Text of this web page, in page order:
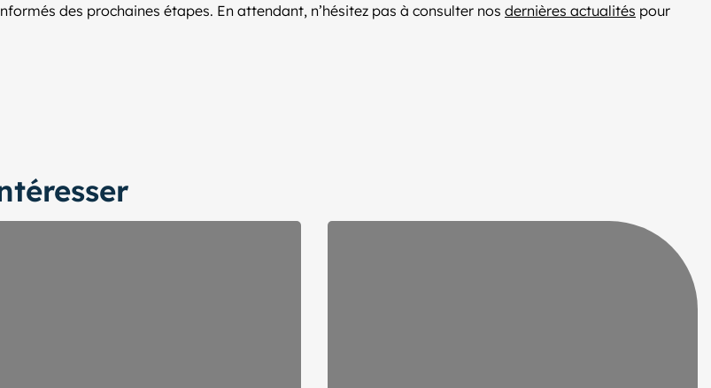
des prochaines étapes. En attendant, n’hésitez pas à consulter nos dernières actualités pour